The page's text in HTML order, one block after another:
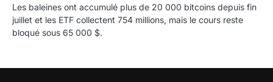
Les baleines ont accumulé plus de 20 000 bitcoins depuis fin
juillet et les ETF collectent 754 millions, mais le cours reste
bloqué sous 65 000 $.